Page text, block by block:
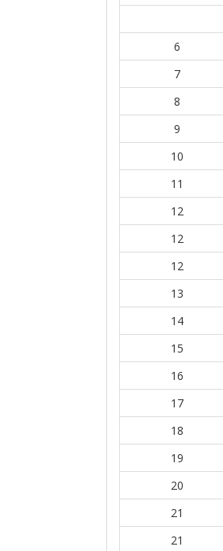
6
7
8
9
10
11
12
12
12
13
14
15
16
17
18
19
20
21
21